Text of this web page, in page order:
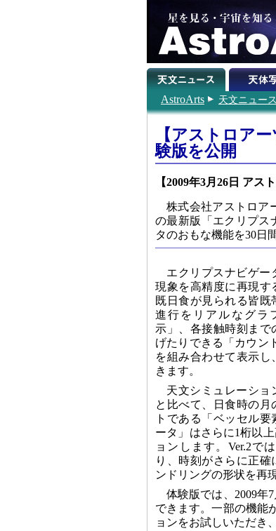
AstroArts 天文ニュース
【アストロア
験版を公開
【2009年3月26日 アス
株式会社アストロア
の最新版「エクリプス
タのおもな機能を30日
エクリプスナビゲー
現象を高精度に再現す
既日食が見られる皆
進行をリアルなグラ
示」、各接触時刻まで
げたりできる「カウン
を組み合わせて表示
きます。
天文シミュレーショ
と比べて、日食時の月
トである「ベッセル
ータ」はさらに1桁以
ョンします。Ver.2で
り、時刻がさらに正
ンドリングの形状を再
体験版では、2009年
できます。一部の機能
ョンをお試しいただき